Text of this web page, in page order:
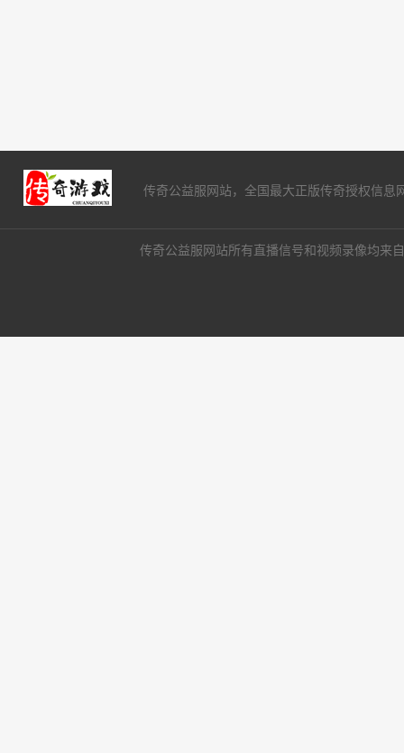
传奇公益服网站，全国最大正版传奇授权信
传奇公益服网站所有直播信号和视频录像均来